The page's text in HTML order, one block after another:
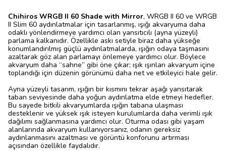
Chihiros WRGB II 60 Shade with Mirror, WRGB II 60 ve WRGB
II Slim 60 aydınlatmalar için tasarlanmış, ışığı akvaryuma daha
odaklı yönlendirmeye yardımcı olan yansıtıcılı (ayna yüzeyli)
parlama kalkanıdır. Özellikle askı setiyle biraz daha yükseğe
konumlandırılmış güçlü aydınlatmalarda, ışığın odaya taşmasını
azaltarak göz alan parlamayı önlemeye yardımcı olur. Böylece
akvaryum daha “sahne” gibi öne çıkar; ışık ışınları akvaryum içine
toplandığı için düzenin görünümü daha net ve etkileyici hale gelir.
Ayna yüzeyli tasarım, ışığın bir kısmını tekrar aşağı yansıtarak
taban seviyesinde daha yoğun aydınlatma elde etmeyi hedefler.
Bu sayede bitkili akvaryumlarda ışığın tabana ulaşması
desteklenir ve yüksek ışık isteyen kurulumlarda daha verimli ışık
dağılımı sağlanmasına yardımcı olur. Oturma odası gibi yaşam
alanlarında akvaryum kullanıyorsanız, odanın gereksiz
aydınlanmasını azaltması ve görüntü konforunu artırması
açısından özellikle faydalıdır.